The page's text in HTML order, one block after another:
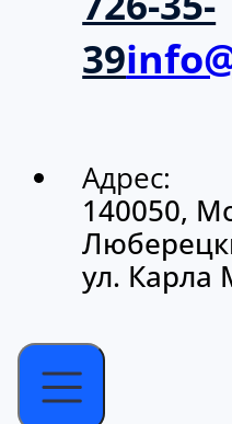
39
Адрес:
140050,
ул. Карла